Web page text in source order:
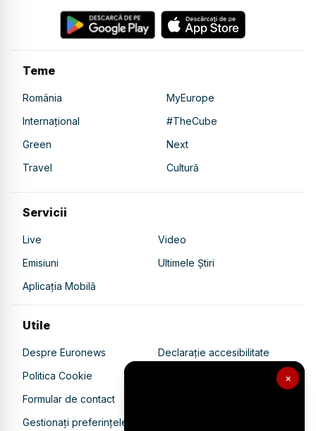
×
Teme
România
MyEurope
Internațional
#TheCube
Green
Next
Travel
Cultură
Servicii
Live
Video
Emisiuni
Ultimele Știri
Aplicația Mobilă
Utile
Despre Euronews
Declarație accesibilitate
Politica Cookie
Politica de confidențialitate
Formular de contact
Gestionați preferințele